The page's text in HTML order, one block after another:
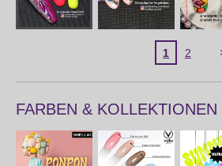
1 2
FARBEN & KOLLEKTIONEN